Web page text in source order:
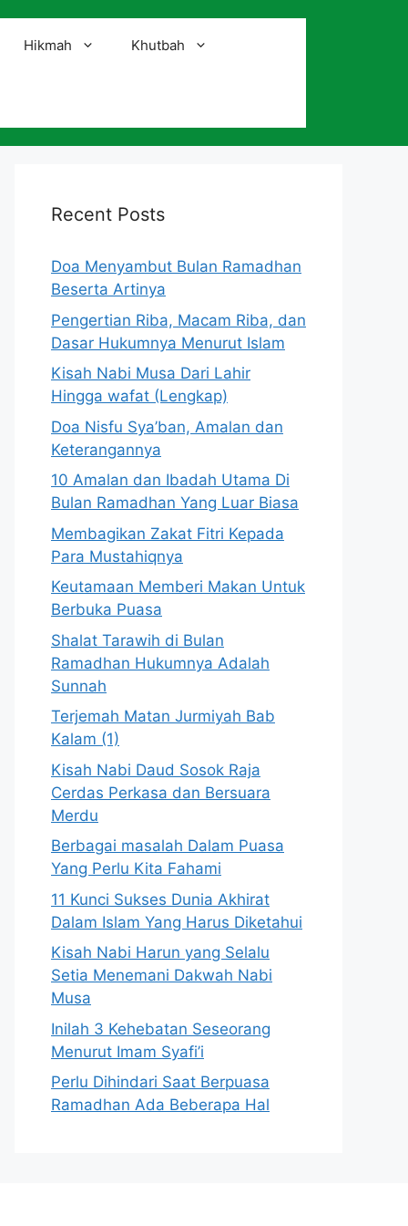
Hikmah Khutbah
Recent Posts
Doa Menyambut Bulan Ramadhan
Beserta Artinya
Pengertian Riba, Macam Riba, dan
Dasar Hukumnya Menurut Islam
Kisah Nabi Musa Dari Lahir
Hingga wafat (Lengkap)
Doa Nisfu Sya’ban, Amalan dan
Keterangannya
10 Amalan dan Ibadah Utama Di
Bulan Ramadhan Yang Luar Biasa
Membagikan Zakat Fitri Kepada
Para Mustahiqnya
Keutamaan Memberi Makan Untuk
Berbuka Puasa
Shalat Tarawih di Bulan
Ramadhan Hukumnya Adalah
Sunnah
Terjemah Matan Jurmiyah Bab
Kalam (1)
Kisah Nabi Daud Sosok Raja
Cerdas Perkasa dan Bersuara
Merdu
Berbagai masalah Dalam Puasa
Yang Perlu Kita Fahami
11 Kunci Sukses Dunia Akhirat
Dalam Islam Yang Harus Diketahui
Kisah Nabi Harun yang Selalu
Setia Menemani Dakwah Nabi
Musa
Inilah 3 Kehebatan Seseorang
Menurut Imam Syafi’i
Perlu Dihindari Saat Berpuasa
Ramadhan Ada Beberapa Hal